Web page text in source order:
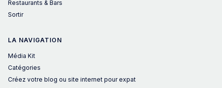
Restaurants & Bars
Sortir
LA NAVIGATION
Média Kit
Catégories
Créez votre blog ou site internet pour expat